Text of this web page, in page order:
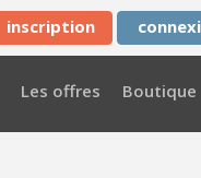
inscription
Les offres Boutique